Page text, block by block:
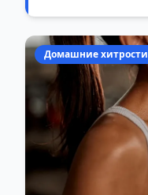
Домашние хитрости